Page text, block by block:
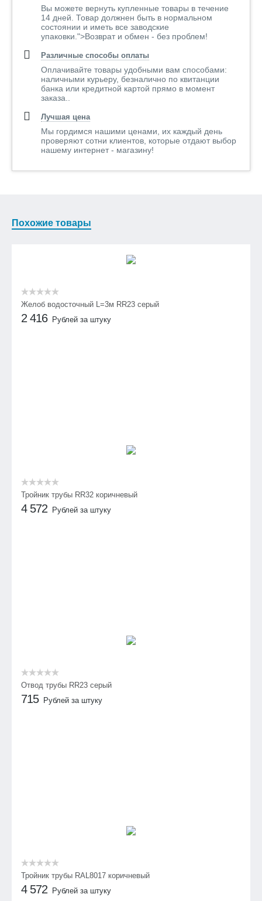
Вы можете вернуть купленные товары в течение
14 дней. Товар должнен быть в нормальном
состоянии и иметь все заводские
упаковки.">Возврат и обмен - без проблем!
Различные способы оплаты
Оплачивайте товары удобными вам способами:
наличными курьеру, безналично по квитанции
банка или кредитной картой прямо в момент
заказа..
Лучшая цена
Мы гордимся нашими ценами, их каждый день
проверяют сотни клиентов, которые отдают выбор
нашему интернет - магазину!
Похожие товары
Желоб водосточный L=3м RR23 серый
2 416 Рублей за штуку
Тройник трубы RR32 коричневый
4 572 Рублей за штуку
Отвод трубы RR23 серый
715 Рублей за штуку
Тройник трубы RAL8017 коричневый
4 572 Рублей за штуку